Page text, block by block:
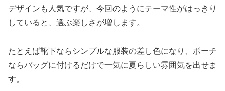
デザインも人気ですが、今回のようにテーマ性がはっきり
していると、選ぶ楽しさが増します。
たとえば靴下ならシンプルな服装の差し色になり、ポーチ
ならバッグに付けるだけで一気に夏らしい雰囲気を出せま
す。